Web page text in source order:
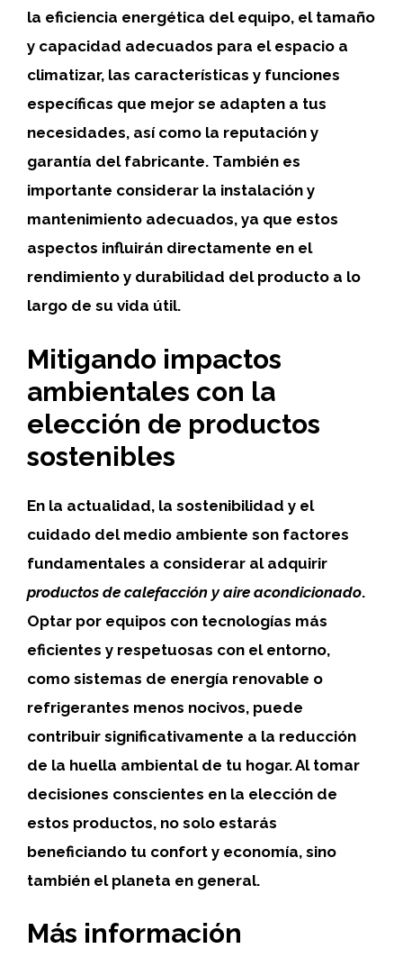
la eficiencia energética del equipo, el tamaño
y capacidad adecuados para el espacio a
climatizar, las características y funciones
específicas que mejor se adapten a tus
necesidades, así como la reputación y
garantía del fabricante. También es
importante considerar la instalación y
mantenimiento adecuados, ya que estos
aspectos influirán directamente en el
rendimiento y durabilidad del producto a lo
largo de su vida útil.
Mitigando impactos
ambientales con la
elección de productos
sostenibles
En la actualidad, la sostenibilidad y el
cuidado del medio ambiente son factores
fundamentales a considerar al adquirir
productos de calefacción y aire acondicionado.
Optar por equipos con tecnologías más
eficientes y respetuosas con el entorno,
como sistemas de energía renovable o
refrigerantes menos nocivos, puede
contribuir significativamente a la reducción
de la huella ambiental de tu hogar. Al tomar
decisiones conscientes en la elección de
estos productos, no solo estarás
beneficiando tu confort y economía, sino
también el planeta en general.
Más información